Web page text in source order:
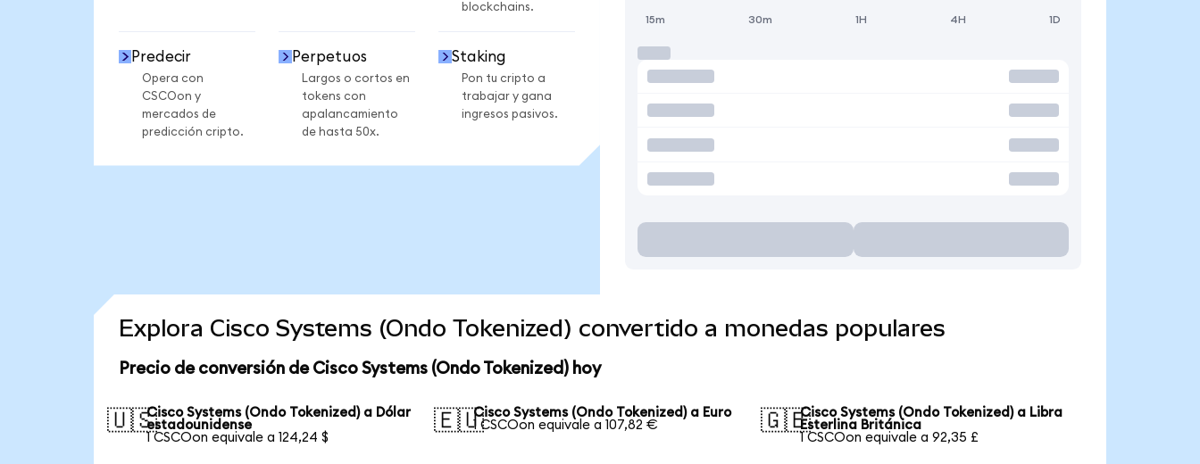
blockchains.
Predecir
Opera con
CSCOon y
mercados de
predicción cripto.
Perpetuos
Largos o cortos en
tokens con
apalancamiento
de hasta 50x.
Staking
Pon tu cripto a
trabajar y gana
ingresos pasivos.
15m 30m 1H 4H 1D
Explora Cisco Systems (Ondo Tokenized) convertido a monedas populares
Precio de conversión de Cisco Systems (Ondo Tokenized) hoy
🇺🇸Cisco Systems (Ondo Tokenized) a Dólar
estadounidense
1 CSCOon equivale a 124,24 $
🇪🇺Cisco Systems (Ondo Tokenized) a Euro
1 CSCOon equivale a 107,82 €
🇬🇧Cisco Systems (Ondo Tokenized) a Libra
Esterlina Británica
1 CSCOon equivale a 92,35 £